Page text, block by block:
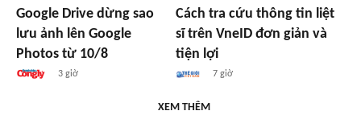
Google Drive dừng sao
lưu ảnh lên Google
Photos từ 10/8
3 giờ
Cách tra cứu thông tin liệt
sĩ trên VneID đơn giản và
tiện lợi
7 giờ
XEM THÊM